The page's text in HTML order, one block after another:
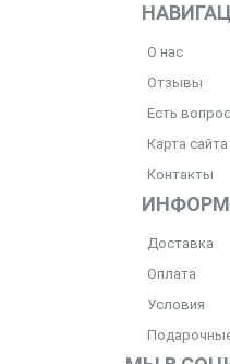
О нас
Отзывы
Есть
Карта сайта
Контакты
Доставка
Оплата
Условия